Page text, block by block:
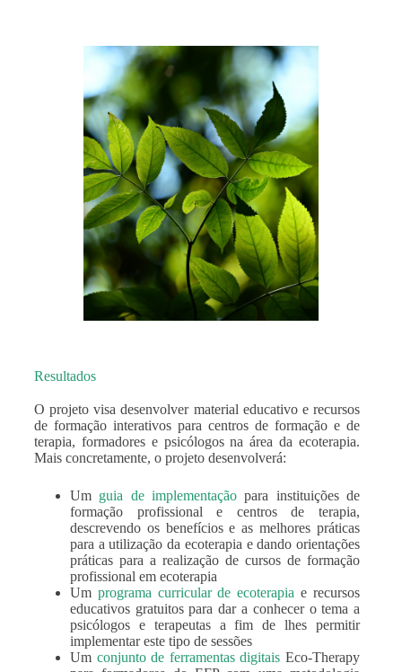
Resultados
O projeto visa desenvolver material educativo e recursos
de formação interativos para centros de formação e de
terapia, formadores e psicólogos na área da ecoterapia.
Mais concretamente, o projeto desenvolverá:
Um guia de implementação para instituições de
formação profissional e centros de terapia,
descrevendo os benefícios e as melhores práticas
para a utilização da ecoterapia e dando orientações
práticas para a realização de cursos de formação
profissional em ecoterapia
Umprograma curricular de ecoterapia e recursos
educativos gratuitos para dar a conhecer o tema a
psicólogos e terapeutas a fim de lhes permitir
implementar este tipo de sessões
Um conjunto de ferramentas digitais Eco-Therapy